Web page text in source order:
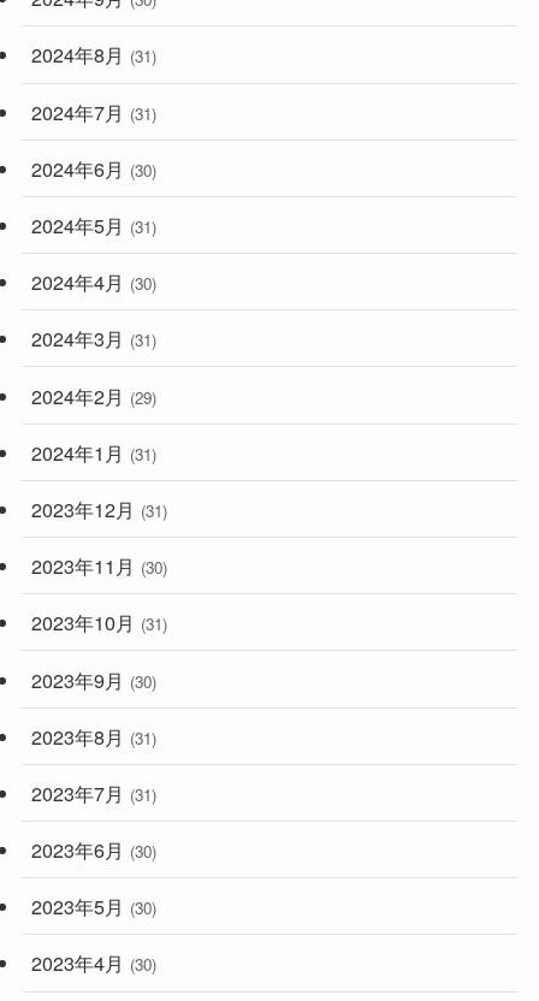
2024年8月 (31)
2024年7月 (31)
2024年6月 (30)
2024年5月 (31)
2024年4月 (30)
2024年3月 (31)
2024年2月 (29)
2024年1月 (31)
2023年12月 (31)
2023年11月 (30)
2023年10月 (31)
2023年9月 (30)
2023年8月 (31)
2023年7月 (31)
2023年6月 (30)
2023年5月 (30)
2023年4月 (30)